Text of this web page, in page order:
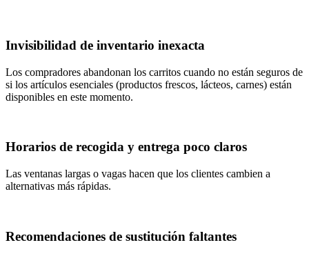
Invisibilidad de inventario inexacta
Los compradores abandonan los carritos cuando no están seguros de
si los artículos esenciales (productos frescos, lácteos, carnes) están
disponibles en este momento.
Horarios de recogida y entrega poco claros
Las ventanas largas o vagas hacen que los clientes cambien a
alternativas más rápidas.
Recomendaciones de sustitución faltantes